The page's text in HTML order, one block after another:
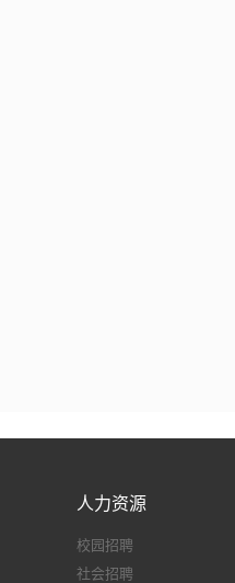
人力资源
校园招聘
社会招聘